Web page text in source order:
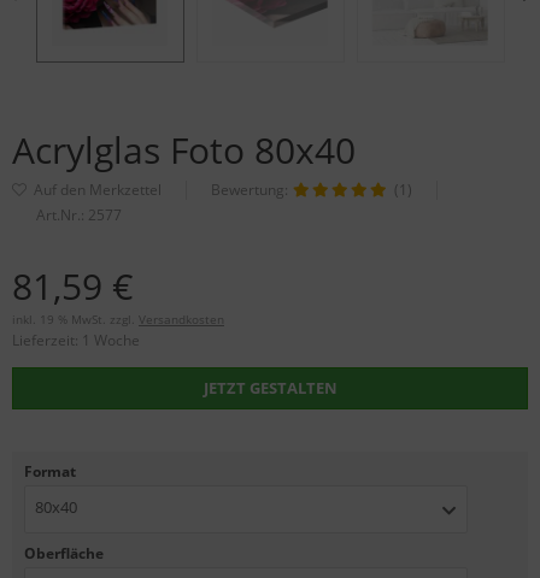
Acrylglas Foto 80x40
Bewertung:
(1)
Art.Nr.: 2577
81,59 €
inkl. 19 % MwSt. zzgl. Versandkosten
Lieferzeit: 1 Woche
JETZT GESTALTEN
Format
80x40
Oberfläche